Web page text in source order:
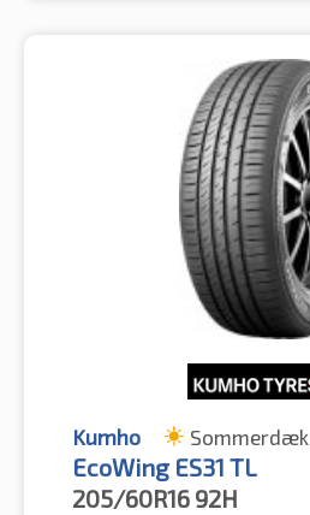
Kumho Sommerdæk
EcoWing ES31 TL
205/60R16 92H